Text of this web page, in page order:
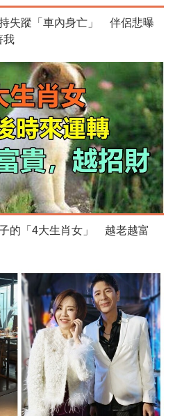
失蹤「車內身亡」 伴侶悲曝
我
的「4大生肖女」 越老越富